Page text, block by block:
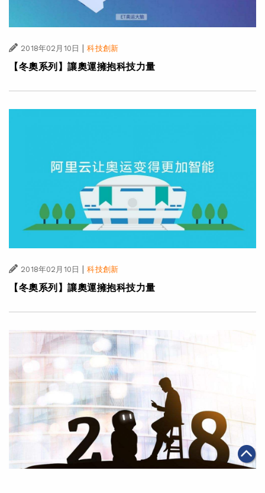
2018年02月10日 | 科技創新
【冬奧系列】讓奧運擁抱科技力量
2018年02月10日 | 科技創新
【冬奧系列】讓奧運擁抱科技力量